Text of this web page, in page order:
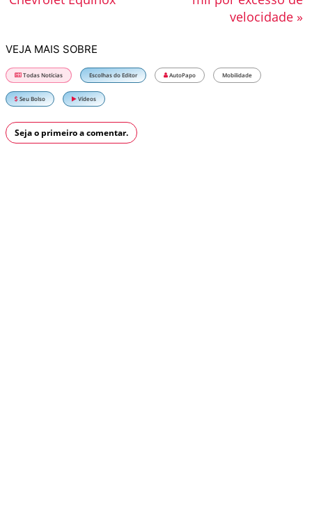
velocidade »
VEJA MAIS SOBRE
Todas Notícias Escolhas do Editor AutoPapo Mobilidade
Seu Bolso Vídeos
Seja o primeiro a comentar.